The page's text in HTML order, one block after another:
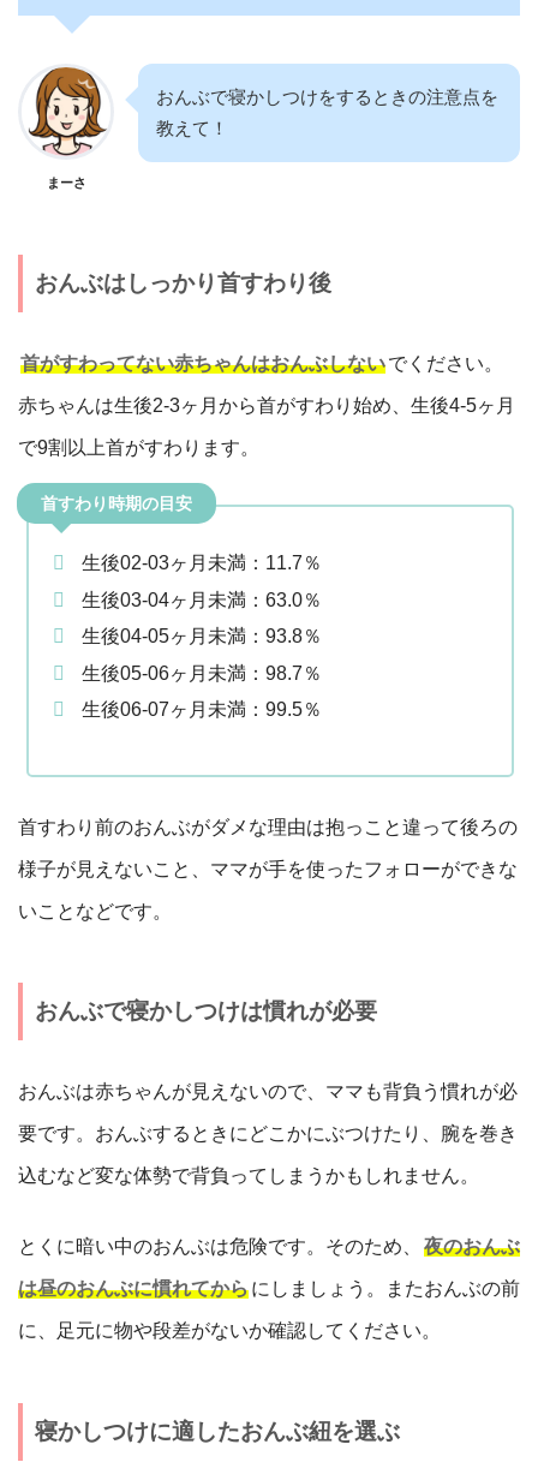
まーさ
おんぶで寝かしつけをするときの注意点を
教えて！
おんぶはしっかり首すわり後
首がすわってない赤ちゃんはおんぶしないでください。
赤ちゃんは生後2-3ヶ月から首がすわり始め、生後4-5ヶ月
で9割以上首がすわります。
首すわり時期の目安
生後02-03ヶ月未満：11.7％
生後03-04ヶ月未満：63.0％
生後04-05ヶ月未満：93.8％
生後05-06ヶ月未満：98.7％
生後06-07ヶ月未満：99.5％
首すわり前のおんぶがダメな理由は抱っこと違って後ろの
様子が見えないこと、ママが手を使ったフォローができな
いことなどです。
おんぶで寝かしつけは慣れが必要
おんぶは赤ちゃんが見えないので、ママも背負う慣れが必
要です。おんぶするときにどこかにぶつけたり、腕を巻き
込むなど変な体勢で背負ってしまうかもしれません。
とくに暗い中のおんぶは危険です。そのため、 夜のおんぶ
は昼のおんぶに慣れてからにしましょう。またおんぶの前
に、足元に物や段差がないか確認してください。
寝かしつけに適したおんぶ紐を選ぶ